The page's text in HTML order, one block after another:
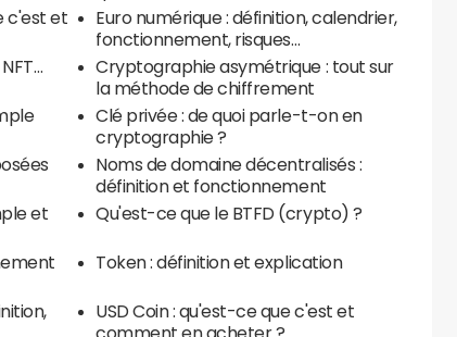
c'est et
Euro numérique : définition, calendrier,
fonctionnement, risques…
Cryptographie asymétrique : tout sur
la méthode de chiffrement
Clé privée : de quoi parle-t-on en
cryptographie ?
Noms de domaine décentralisés :
définition et fonctionnement
et
Qu'est-ce que le BTFD (crypto) ?
Token : définition et explication
USD Coin : qu'est-ce que c'est et
comment en acheter ?